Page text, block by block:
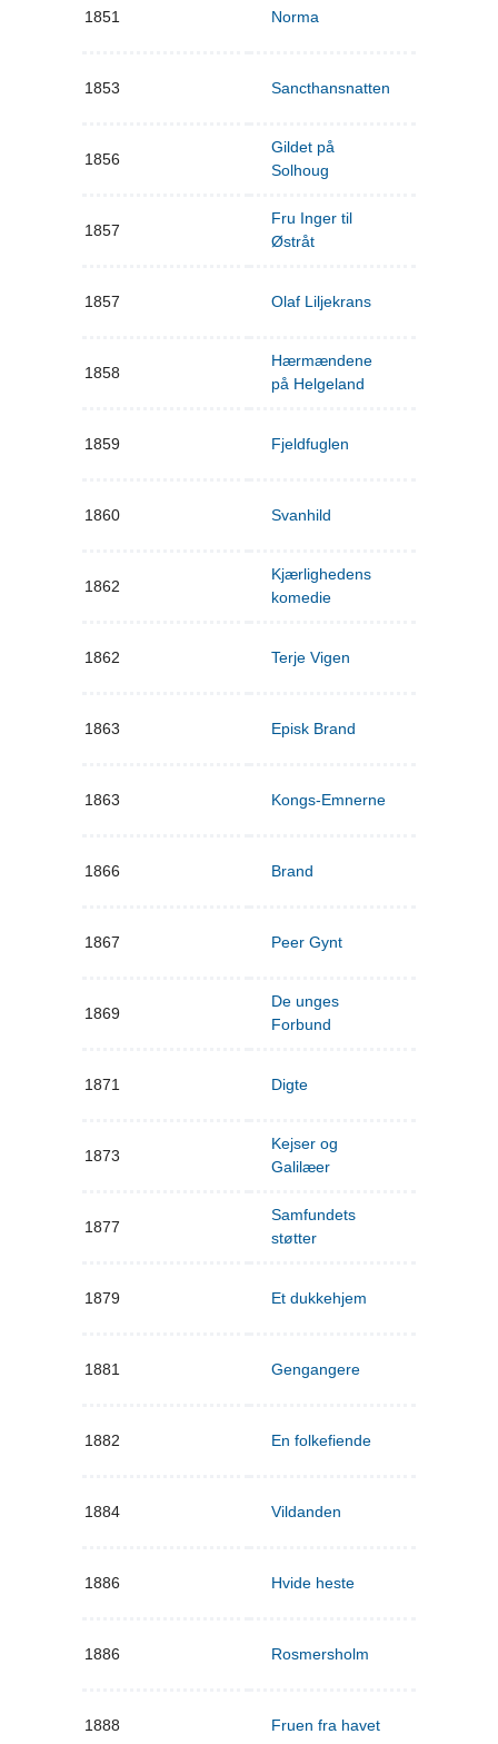
1851 Norma
1853 Sancthansnatten
1856
Gildet på
Solhoug
1857
Fru Inger til
Østråt
1857 Olaf Liljekrans
1858
Hærmændene
på Helgeland
1859 Fjeldfuglen
1860 Svanhild
1862
Kjærlighedens
komedie
1862 Terje Vigen
1863 Episk Brand
1863 Kongs-Emnerne
1866 Brand
1867 Peer Gynt
1869
De unges
Forbund
1871 Digte
1873
Kejser og
Galilæer
1877
Samfundets
støtter
1879 Et dukkehjem
1881 Gengangere
1882 En folkefiende
1884 Vildanden
1886 Hvide heste
1886 Rosmersholm
1888 Fruen fra havet